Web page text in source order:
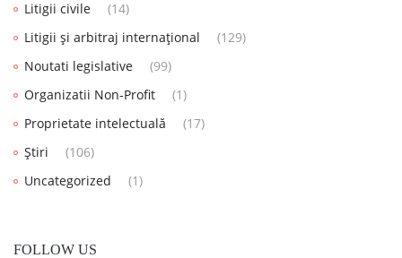
Litigii civile
(14)
Litigii și arbitraj internațional
(129)
Noutati legislative
(99)
Organizatii Non-Profit
(1)
Proprietate intelectuală
(17)
Știri
(106)
Uncategorized
(1)
FOLLOW US